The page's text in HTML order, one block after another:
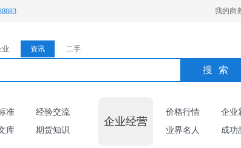
我的商
业 资讯 二手
搜索
准
经验交流
库
期货知识
企业经营
价格行情
企业
业界名人
成功